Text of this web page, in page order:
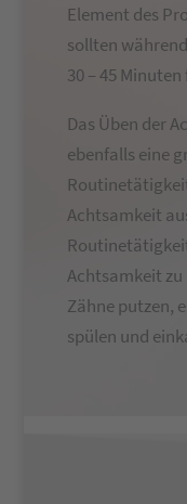
Element des
sollten
30 – 45
Das Üben der
ebenfalls eine
Achtsamkeit
Achtsamkeit
Zähne putzen,
spülen und